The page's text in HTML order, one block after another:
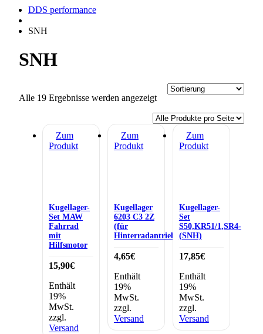
DDS performance
SNH
SNH
Alle 19 Ergebnisse werden angezeigt
Zum
Produkt
Kugellager-
Set MAW
Fahrrad
mit
Hilfsmotor
15,90€
Enthält
19%
MwSt.
zzgl.
Versand
Zum
Produkt
Kugellager
6203 C3 2Z
(für
Hinterradantrieb)
4,65€
Enthält
19%
MwSt.
zzgl.
Versand
Zum
Produkt
Kugellager-
Set
S50,KR51/1,SR4-
(SNH)
17,85€
Enthält
19%
MwSt.
zzgl.
Versand